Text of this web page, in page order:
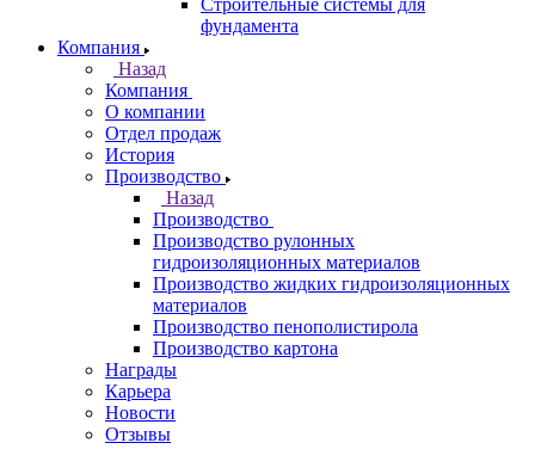
Строительные системы для
фундамента
Компания
Назад
Компания
О компании
Отдел продаж
История
Производство
Назад
Производство
Производство рулонных
гидроизоляционных материалов
Производство жидких гидроизоляционных
материалов
Производство пенополистирола
Производство картона
Награды
Карьера
Новости
Отзывы